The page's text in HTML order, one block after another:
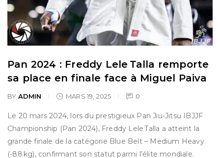
Pan 2024 : Freddy Lele Talla remporte
sa place en finale face à Miguel Paiva
BY ADMIN MARS 19, 2025 0
Le 20 mars 2024, lors du prestigieux Pan Jiu-Jitsu IBJJF
Championship (Pan 2024), Freddy Lele Talla a atteint la
grande finale de la catégorie Blue Belt – Medium Heavy
(-88 kg), confirmant son statut parmi l’élite mondiale.